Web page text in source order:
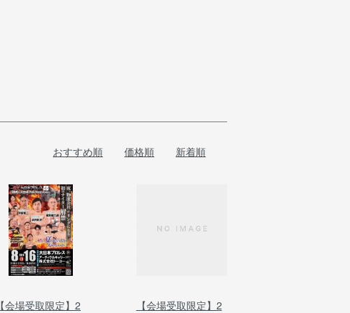
おすすめ順 価格順 新着順
【会場受取限定】2
【会場受取限定】2